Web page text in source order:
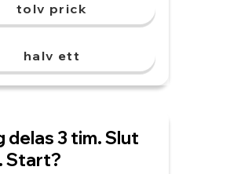
tolv prick
halv ett
delas 3 tim. Slut
Start?